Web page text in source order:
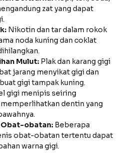
zat yang dapat
Nikotin dan tar dalam rokok
noda kuning dan coklat
Mulut: Plak dan karang gigi
jarang menyikat gigi dan
gigi tampak kuning.
gigi menipis seiring
dentin yang
obatan: Beberapa
obat-obatan tertentu dapat
warna gigi.